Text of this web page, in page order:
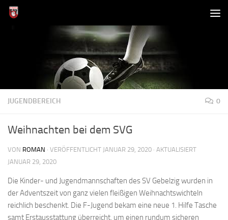
Zum Inhalt springen
JUGENDBEREICH 0
Weihnachten bei dem SVG
VON ROMAN · VERÖFFENTLICHT JANUAR 29, 2020 · AKTUALISIERT
JANUAR 29, 2020
Die Kinder- und Jugendmannschaften des SV Gebelzig wurden in
der Adventszeit von ganz vielen fleißigen Weihnachtswichteln
reichlich beschenkt. Die F-Jugend bekam eine neue 1. Hilfe Tasche
samt Erstausstattung überreicht, um einen rundum sicheren